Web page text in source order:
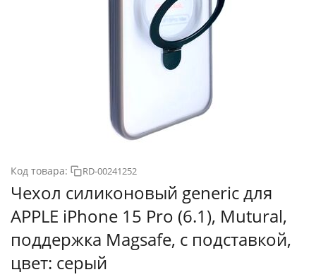
Код товара: RD-00241252
Чехол силиконовый generic для
APPLE iPhone 15 Pro (6.1), Mutural,
поддержка Magsafe, с подставкой,
цвет: серый